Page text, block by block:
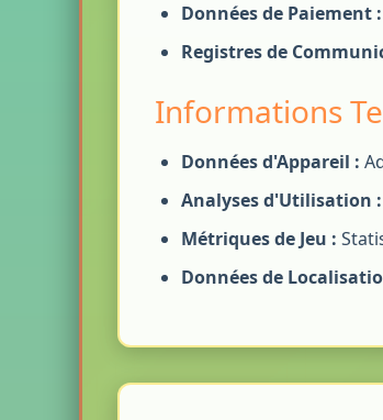
Données de Paiement :
Registres de
Informations
Données d'Appareil :
Analyses d'Utilisation :
Métriques de Jeu :
Données de